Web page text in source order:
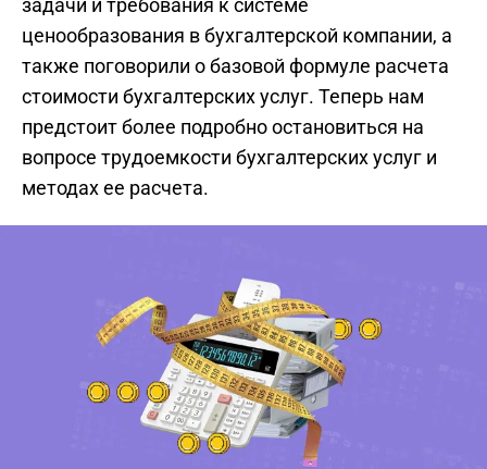
задачи и требования к системе
ценообразования в бухгалтерской компании, а
также поговорили о базовой формуле расчета
стоимости бухгалтерских услуг. Теперь нам
предстоит более подробно остановиться на
вопросе трудоемкости бухгалтерских услуг и
методах ее расчета.